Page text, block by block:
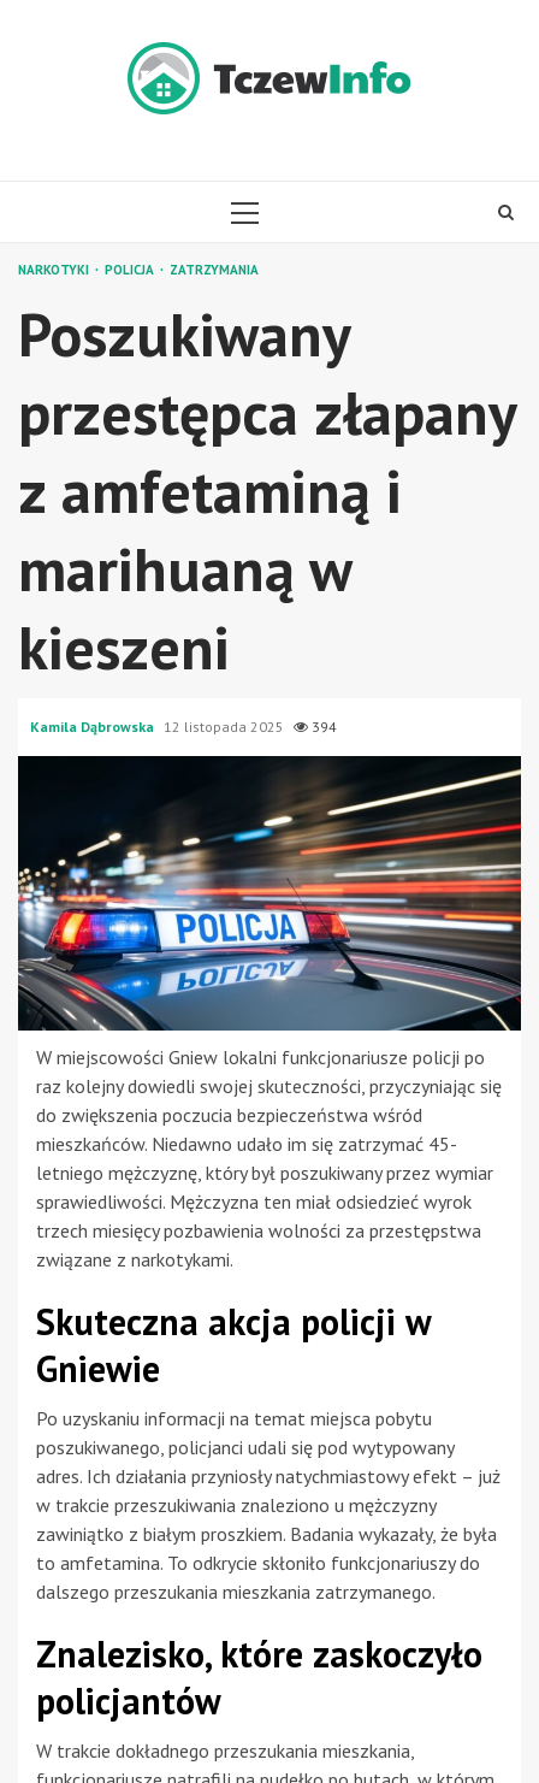
PRIMARY
NARKOTYKI POLICJA ZATRZYMANIA
Poszukiwany
przestępca złapany
z amfetaminą i
marihuaną w
kieszeni
Kamila Dąbrowska 12 listopada 2025 394
W miejscowości Gniew lokalni funkcjonariusze policji po
raz kolejny dowiedli swojej skuteczności, przyczyniając się
do zwiększenia poczucia bezpieczeństwa wśród
mieszkańców. Niedawno udało im się zatrzymać 45-
letniego mężczyznę, który był poszukiwany przez wymiar
sprawiedliwości. Mężczyzna ten miał odsiedzieć wyrok
trzech miesięcy pozbawienia wolności za przestępstwa
związane z narkotykami.
Skuteczna akcja policji w
Gniewie
Po uzyskaniu informacji na temat miejsca pobytu
poszukiwanego, policjanci udali się pod wytypowany
adres. Ich działania przyniosły natychmiastowy efekt – już
w trakcie przeszukiwania znaleziono u mężczyzny
zawiniątko z białym proszkiem. Badania wykazały, że była
to amfetamina. To odkrycie skłoniło funkcjonariuszy do
dalszego przeszukania mieszkania zatrzymanego.
Znalezisko, które zaskoczyło
policjantów
W trakcie dokładnego przeszukania mieszkania,